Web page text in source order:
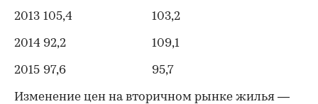
2013 105,4 103,2
2014 92,2 109,1
2015 97,6 95,7
Изменение цен на вторичном рынке жилья —